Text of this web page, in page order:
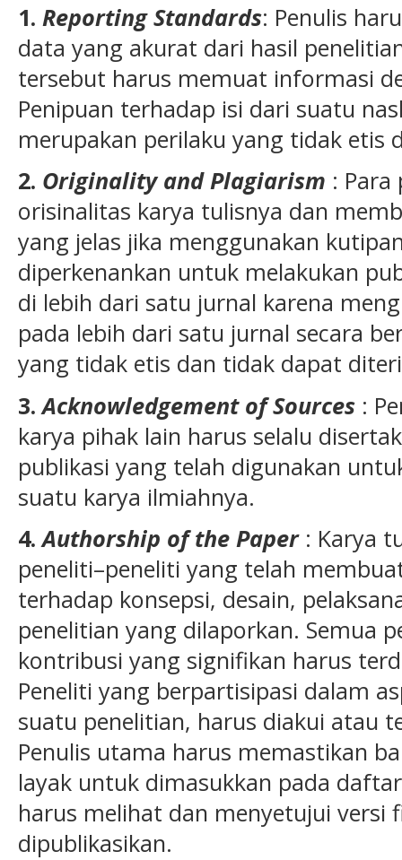
1. Reporting Standards: Penulis
data yang akurat dari hasil
tersebut harus memuat informasi
Penipuan terhadap isi dari suatu
merupakan perilaku yang tidak etis
2. Originality and Plagiarism :
orisinalitas karya tulisnya dan
yang jelas jika menggunakan
diperkenankan untuk melakukan
di lebih dari satu jurnal karena
pada lebih dari satu jurnal secara
yang tidak etis dan tidak dapat
3.Acknowledgement of Sources :
karya pihak lain harus selalu
publikasi yang telah digunakan
suatu karya ilmiahnya.
4.Authorship of the Paper: Karya
peneliti–peneliti yang telah
terhadap konsepsi, desain,
penelitian yang dilaporkan. Semua
kontribusi yang signifikan harus
Peneliti yang berpartisipasi dalam
suatu penelitian, harus diakui atau
Penulis utama harus memastikan
layak untuk dimasukkan pada
harus melihat dan menyetujui versi
dipublikasikan.